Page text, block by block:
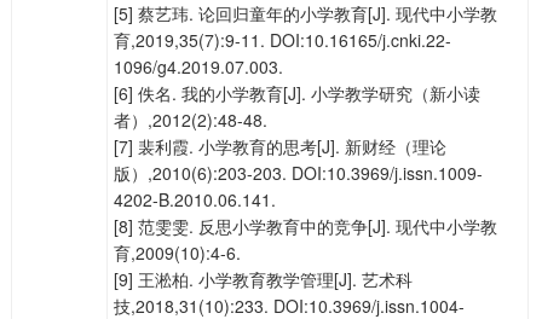
[5] 蔡艺玮. 论回归童年的小学教育[J]. 现代中小学教
育,2019,35(7):9-11. DOI:10.16165/j.cnki.22-
1096/g4.2019.07.003.
[6] 佚名. 我的小学教育[J]. 小学教学研究（新小读
者）,2012(2):48-48.
[7] 裴利霞. 小学教育的思考[J]. 新财经（理论
版）,2010(6):203-203. DOI:10.3969/j.issn.1009-
4202-B.2010.06.141.
[8] 范雯雯. 反思小学教育中的竞争[J]. 现代中小学教
育,2009(10):4-6.
[9] 王淞柏. 小学教育教学管理[J]. 艺术科
技,2018,31(10):233. DOI:10.3969/j.issn.1004-